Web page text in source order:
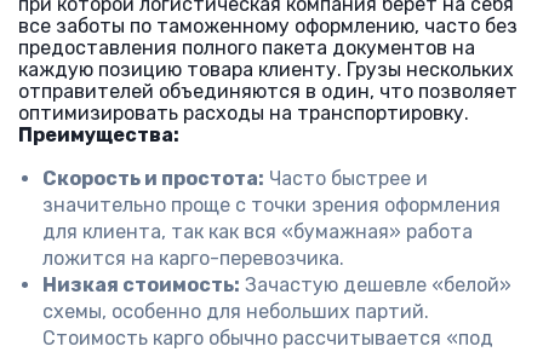
все заботы по таможенному оформлению, часто без
предоставления полного пакета документов на
каждую позицию товара клиенту. Грузы нескольких
отправителей объединяются в один, что позволяет
оптимизировать расходы на транспортировку.
Преимущества:
Скорость и простота: Часто быстрее и
значительно проще с точки зрения оформления
для клиента, так как вся «бумажная» работа
ложится на карго-перевозчика.
Низкая стоимость: Зачастую дешевле «белой»
схемы, особенно для небольших партий.
Стоимость карго обычно рассчитывается «под